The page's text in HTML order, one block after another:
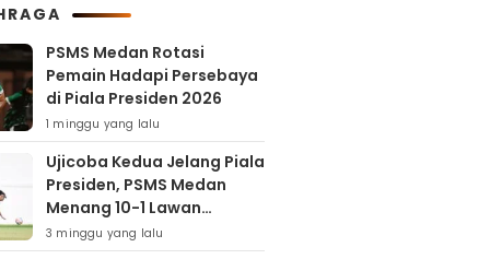
PSMS Medan Rotasi
Pemain Hadapi Persebaya
di Piala Presiden 2026
1 minggu yang lalu
Ujicoba Kedua Jelang Piala
Presiden, PSMS Medan
Menang 10-1 Lawan
Muspika FC
3 minggu yang lalu